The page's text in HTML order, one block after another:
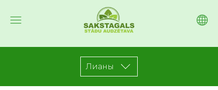
Лианы